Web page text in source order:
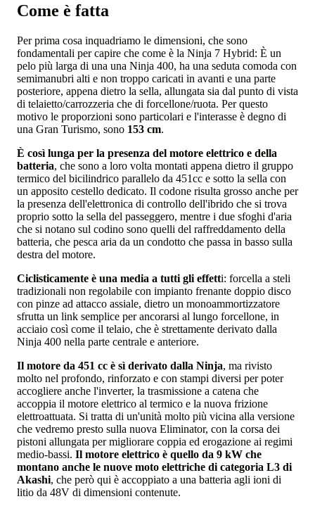
Come è fatta
Per prima cosa inquadriamo le dimensioni, che sono
fondamentali per capire che come è la Ninja 7 Hybrid: È un
pelo più larga di una una Ninja 400, ha una seduta comoda con
semimanubri alti e non troppo caricati in avanti e una parte
posteriore, appena dietro la sella, allungata sia dal punto di vista
di telaietto/carrozzeria che di forcellone/ruota. Per questo
motivo le proporzioni sono particolari e l'interasse è degno di
una Gran Turismo, sono 153 cm.
È così lunga per la presenza del motore elettrico e della
batteria, che sono a loro volta montati appena dietro il gruppo
termico del bicilindrico parallelo da 451cc e sotto la sella con
un apposito cestello dedicato. Il codone risulta grosso anche per
la presenza dell'elettronica di controllo dell'ibrido che si trova
proprio sotto la sella del passeggero, mentre i due sfoghi d'aria
che si notano sul codino sono quelli del raffreddamento della
batteria, che pesca aria da un condotto che passa in basso sulla
destra del motore.
Ciclisticamente è una media a tutti gli effetti: forcella a steli
tradizionali non regolabile con impianto frenante doppio disco
con pinze ad attacco assiale, dietro un monoammortizzatore
sfrutta un link semplice per ancorarsi al lungo forcellone, in
acciaio così come il telaio, che è strettamente derivato dalla
Ninja 400 nella parte centrale e anteriore.
Il motore da 451 cc è sì derivato dalla Ninja, ma rivisto
molto nel profondo, rinforzato e con stampi diversi per poter
accogliere anche l'inverter, la trasmissione a catena che
accoppia il motore elettrico al termico e la nuova frizione
elettroattuata. Si tratta di un'unità molto più vicina alla versione
che vedremo presto sulla nuova Eliminator, con la corsa dei
pistoni allungata per migliorare coppia ed erogazione ai regimi
medio-bassi. Il motore elettrico è quello da 9 kW che
montano anche le nuove moto elettriche di categoria L3 di
Akashi, che però qui è accoppiato a una batteria agli ioni di
litio da 48V di dimensioni contenute.